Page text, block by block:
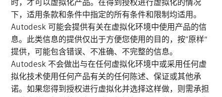
下，适用条款和条件中指定的所有条件和限制均适用。
Autodesk 可能会提供有关在虚拟化环境中使用产品的信
息。此类信息的提供仅出于方便您使用的目的，按“原样”
提供，可能包含错误、不准确、不完整的信息。
Autodesk 不会做出与在任何虚拟化环境中或采用任何虚
拟化技术使用任何产品有关的任何陈述、保证或其他承
诺。如果您得到授权进行虚拟化并选择这样做，则需承担